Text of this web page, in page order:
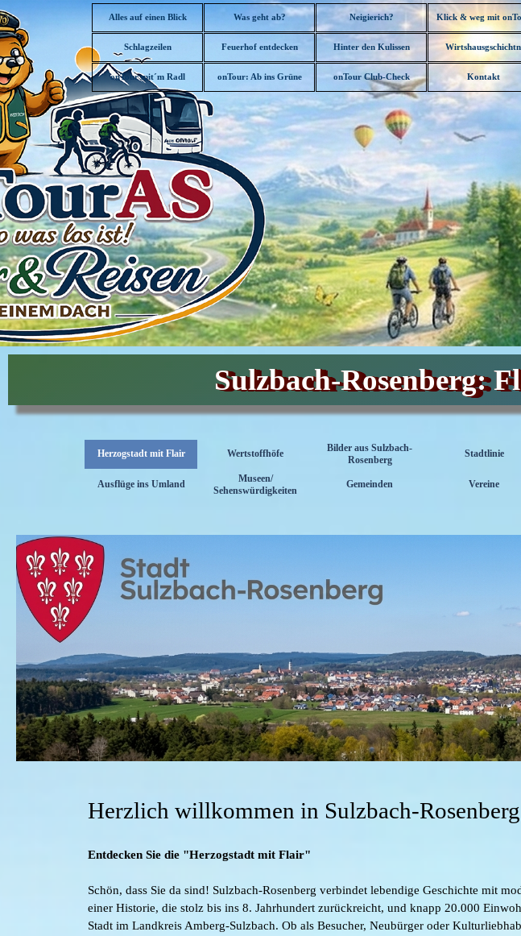
Direkt zum Seiteninhalt Menü
Alles auf einen Blick Was geht ab? ▼
Neigierich? Klick & weg mit
Schlagzeilen ▼
Feuerhof entdecken Hinter den Kulissen ▼
Wirtshausgschichtn
onTour mit´m Radl onTour: Ab ins Grüne onTour Club-Check Kontakt
Sulzbach-Rosenberg:
Herzogstadt mit Flair Wertstoffhöfe
Bilder aus Sulzbach-
Rosenberg
Stadtlinie
Ausflüge ins Umland ▼
Museen/
Sehenswürdigkeiten
▼
Gemeinden ▼
Vereine
Herzlich willkommen in Sulzbach-
Entdecken Sie die "Herzogstadt mit Flair"
Schön, dass Sie da sind! Sulzbach-Rosenberg verbindet lebendige Geschichte mit
einer Historie, die stolz bis ins 8. Jahrhundert zurückreicht, und knapp 20.000
Stadt im Landkreis Amberg-Sulzbach. Ob als Besucher, Neubürger oder